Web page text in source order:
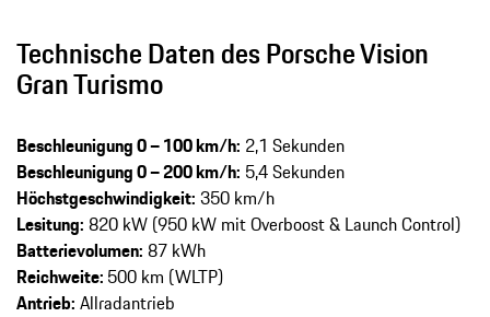
Technische Daten des Porsche Vision
Gran Turismo
Beschleunigung 0 – 100 km/h: 2,1 Sekunden
Beschleunigung 0 – 200 km/h: 5,4 Sekunden
Höchstgeschwindigkeit: 350 km/h
Lesitung: 820 kW (950 kW mit Overboost & Launch Control)
Batterievolumen: 87 kWh
Reichweite: 500 km (WLTP)
Antrieb: Allradantrieb